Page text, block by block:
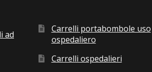
ad
Carrelli portabombole uso
ospedaliero
Carrelli ospedalieri